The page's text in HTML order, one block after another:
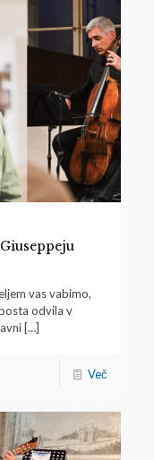
vas vabimo,
odvila v
[…]
Več